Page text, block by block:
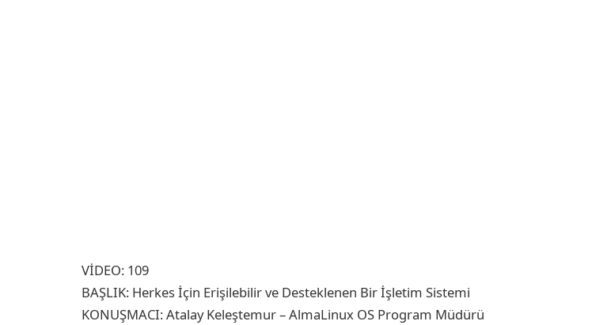
VİDEO: 109
BAŞLIK: Herkes İçin Erişilebilir ve Desteklenen Bir İşletim Sistemi
KONUŞMACI: Atalay Keleştemur – AlmaLinux OS Program Müdürü